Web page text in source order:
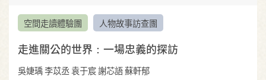
空間走讀體驗團 人物故事訪查團
走進關公的世界：一場忠義的探訪
吳婕瑀 李苡丞 袁于宸 謝芯語 蘇軒郁